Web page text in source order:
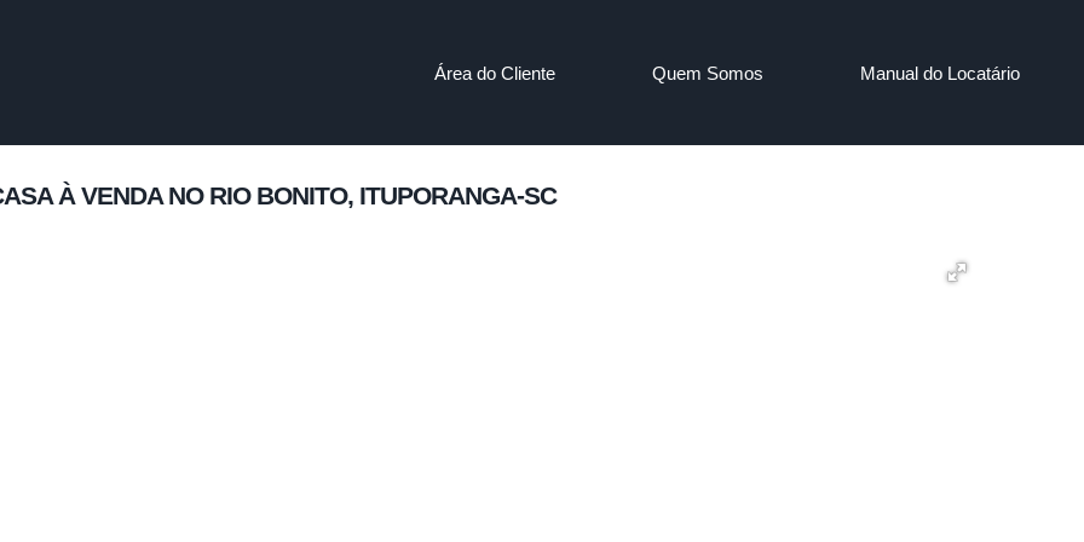
Área do Cliente Quem Somos Manual do Locatário
À VENDA NO RIO BONITO, ITUPORANGA-SC